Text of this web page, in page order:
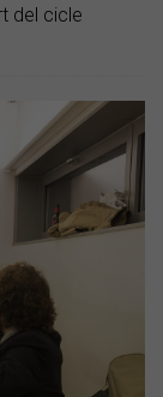
del cicle